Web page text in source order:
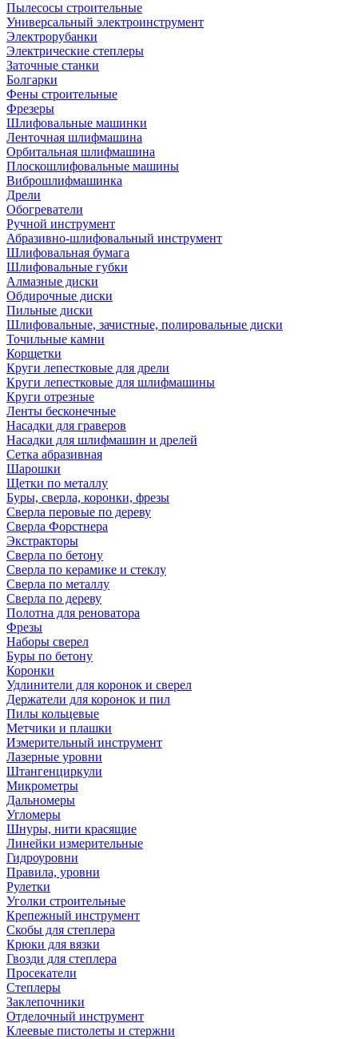
Пылесосы строительные
Универсальный электроинструмент
Электрорубанки
Электрические степлеры
Заточные станки
Болгарки
Фены строительные
Фрезеры
Шлифовальные машинки
Ленточная шлифмашина
Орбитальная шлифмашина
Плоскошлифовальные машины
Виброшлифмашинка
Дрели
Обогреватели
Ручной инструмент
Абразивно-шлифовальный инструмент
Шлифовальная бумага
Шлифовальные губки
Алмазные диски
Обдирочные диски
Пильные диски
Шлифовальные, зачистные, полировальные диски
Точильные камни
Корщетки
Круги лепестковые для дрели
Круги лепестковые для шлифмашины
Круги отрезные
Ленты бесконечные
Насадки для граверов
Насадки для шлифмашин и дрелей
Сетка абразивная
Шарошки
Щетки по металлу
Буры, сверла, коронки, фрезы
Сверла перовые по дереву
Сверла Форстнера
Экстракторы
Сверла по бетону
Сверла по керамике и стеклу
Сверла по металлу
Сверла по дереву
Полотна для реноватора
Фрезы
Наборы сверел
Буры по бетону
Коронки
Удлинители для коронок и сверел
Держатели для коронок и пил
Пилы кольцевые
Метчики и плашки
Измерительный инструмент
Лазерные уровни
Штангенциркули
Микрометры
Дальномеры
Угломеры
Шнуры, нити красящие
Линейки измерительные
Гидроуровни
Правила, уровни
Рулетки
Уголки строительные
Крепежный инструмент
Скобы для степлера
Крюки для вязки
Гвозди для степлера
Просекатели
Степлеры
Заклепочники
Отделочный инструмент
Клеевые пистолеты и стержни